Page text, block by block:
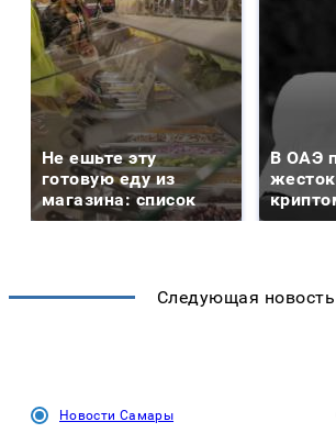
Не ешьте эту
готовую еду из
магазина: список
В ОАЭ
Следующая новость
Новости Самары